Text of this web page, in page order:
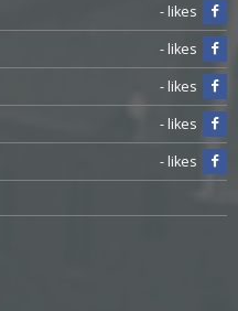
- likes
- likes
- likes
- likes
- likes